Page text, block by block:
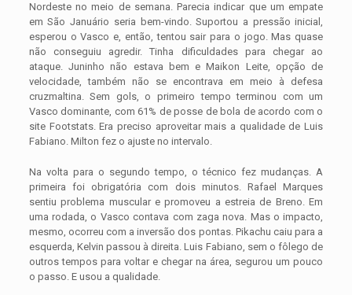
Nordeste no meio de semana. Parecia indicar que um empate
em São Januário seria bem-vindo. Suportou a pressão inicial,
esperou o Vasco e, então, tentou sair para o jogo. Mas quase
não conseguiu agredir. Tinha dificuldades para chegar ao
ataque. Juninho não estava bem e Maikon Leite, opção de
velocidade, também não se encontrava em meio à defesa
cruzmaltina. Sem gols, o primeiro tempo terminou com um
Vasco dominante, com 61% de posse de bola de acordo com o
site Footstats. Era preciso aproveitar mais a qualidade de Luis
Fabiano. Milton fez o ajuste no intervalo.
Na volta para o segundo tempo, o técnico fez mudanças. A
primeira foi obrigatória com dois minutos. Rafael Marques
sentiu problema muscular e promoveu a estreia de Breno. Em
uma rodada, o Vasco contava com zaga nova. Mas o impacto,
mesmo, ocorreu com a inversão dos pontas. Pikachu caiu para a
esquerda, Kelvin passou à direita. Luis Fabiano, sem o fôlego de
outros tempos para voltar e chegar na área, segurou um pouco
o passo. E usou a qualidade.